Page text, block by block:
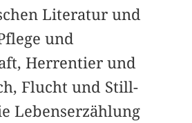
Literatur und
und
Herrentier und
Flucht und Still­
Lebenserzählung